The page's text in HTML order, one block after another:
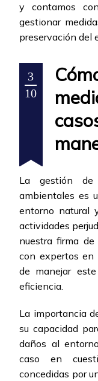
y contamos
gestionar
preservación del
3
10
La gestión de
ambientales es
entorno natural
actividades
nuestra firma
con expertos en
de manejar
eficiencia.
La importancia
su capacidad
daños al
caso en
concedidas por